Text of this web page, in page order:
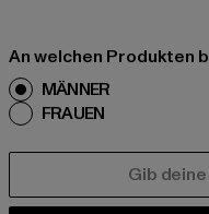
An welchen Produkten
MÄNNER
FRAUEN